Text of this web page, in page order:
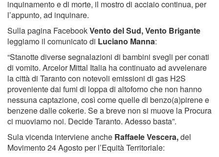
inquinamento e di morte, il mostro di acciaio continua, per
l’appunto, ad inquinare.
Sulla pagina FacebookVento del Sud, Vento Brigante
leggiamo il comunicato di Luciano Manna:
“Stanotte diverse segnalazioni di bambini svegli per conati
di vomito. Arcelor Mittal Italia ha continuato ad avvelenare
la città di Taranto con notevoli emissioni di gas H2S
proveniente dai fumi di loppa di altoforno che non hanno
nessuna captazione, così come quelle di benzo(a)pirene e
benzene dalle cokerie. Se a breve non si muove la Procura
ci muoviamo noi. Decide Taranto. Adesso basta”.
Sula vicenda interviene anche Raffaele Vescera,del
Movimento 24 Agosto per l’Equità Territoriale: